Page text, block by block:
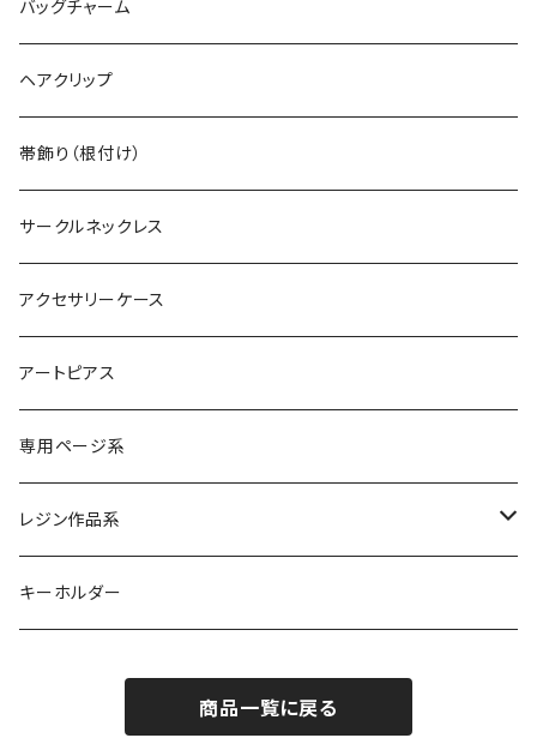
ヴィンテージピンバッジ
ヴィンテージリング
ヴィンテージイヤカフ
常設カラー
デカマルチョーカー
デカ丸アートピアス
デカマルチョーカー
シルバーリング
シルバーネックレス
シルバーブレスレット
バッグチャーム
ヘアクリップ
帯飾り（根付け）
サークルネックレス
アクセサリーケース
アートピアス
専用ページ系
レジン作品系
レジンリング
キーホルダー
商品一覧に戻る